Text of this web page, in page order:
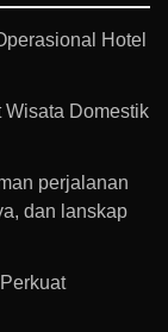
Hotel
Domestik
perjalanan
dan lanskap